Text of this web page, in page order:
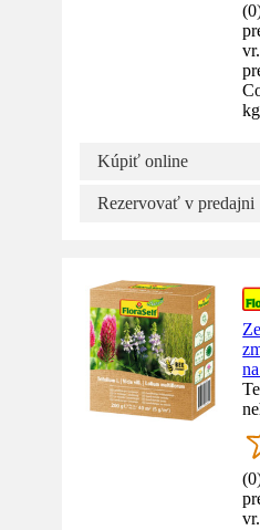
(0
kg
Kúpiť online
Rezervovať v predajni
(0